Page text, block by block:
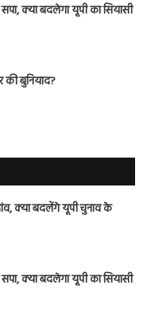
क्या बदलेगा यूपी का सियासी
की बुनियाद?
क्या बदलेंगे यूपी चुनाव के
क्या बदलेगा यूपी का सियासी